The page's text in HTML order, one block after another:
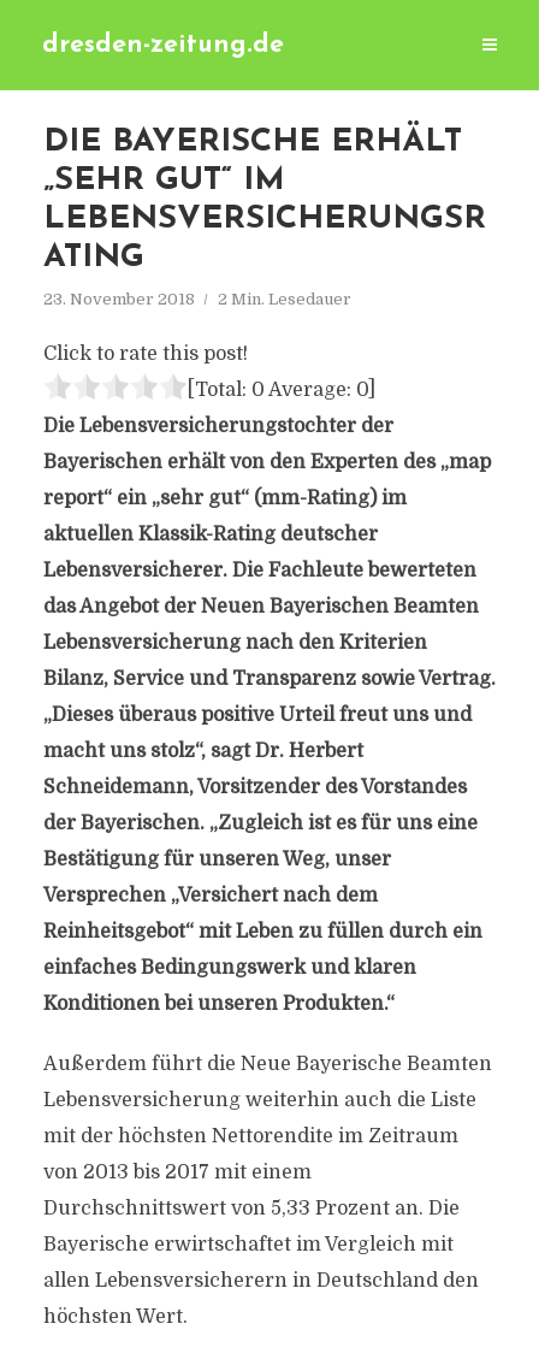
dresden-zeitung.de
DIE BAYERISCHE ERHÄLT
„SEHR GUT“ IM
LEBENSVERSICHERUNGSR
ATING
23. November 2018 2 Min. Lesedauer
Click to rate this post!
[Total: 0 Average: 0]
Die Lebensversicherungstochter der
Bayerischen erhält von den Experten des „map
report“ ein „sehr gut“ (mm-Rating) im
aktuellen Klassik-Rating deutscher
Lebensversicherer. Die Fachleute bewerteten
das Angebot der Neuen Bayerischen Beamten
Lebensversicherung nach den Kriterien
Bilanz, Service und Transparenz sowie Vertrag.
„Dieses überaus positive Urteil freut uns und
macht uns stolz“, sagt Dr. Herbert
Schneidemann, Vorsitzender des Vorstandes
der Bayerischen. „Zugleich ist es für uns eine
Bestätigung für unseren Weg, unser
Versprechen „Versichert nach dem
Reinheitsgebot“ mit Leben zu füllen durch ein
einfaches Bedingungswerk und klaren
Konditionen bei unseren Produkten.“
Außerdem führt die Neue Bayerische Beamten
Lebensversicherung weiterhin auch die Liste
mit der höchsten Nettorendite im Zeitraum
von 2013 bis 2017 mit einem
Durchschnittswert von 5,33 Prozent an. Die
Bayerische erwirtschaftet im Vergleich mit
allen Lebensversicherern in Deutschland den
höchsten Wert.